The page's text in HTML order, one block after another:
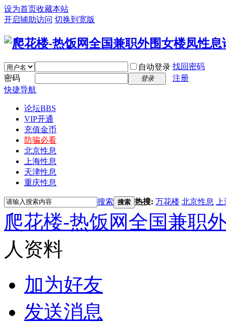
设为首页收藏本站
开启辅助访问 切换到宽版
自动登录 找回密码
密码
登录
注册
快捷导航
论坛BBS
VIP开通
充值金币
防骗必看
北京性息
上海性息
天津性息
重庆性息
搜索 搜索 热搜: 万花楼 北京性息
爬花楼-热饭网全国兼职
人资料
加为好友
发送消息